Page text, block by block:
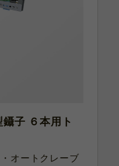
子 ６本用ト
オートクレーブ